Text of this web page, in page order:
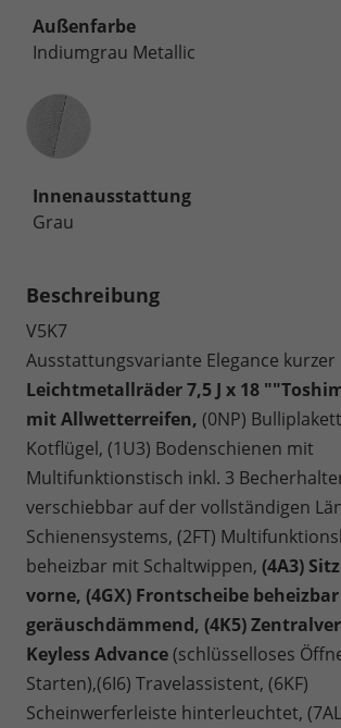
Außenfarbe
Indiumgrau Metallic
Innenausstattung
Innenausstattung
Grau
Beschreibung
V5K7
Ausstattungsvariante Elegance kurzer
Leichtmetallräder 7,5 J x 18
mit Allwetterreifen, (0NP)
Kotflügel, (1U3) Bodenschienen mit
Multifunktionstisch inkl. 3
verschiebbar auf der vollständigen
Schienensystems, (2FT)
beheizbar mit Schaltwippen, (4A3)
vorne, (4GX) Frontscheibe
geräuschdämmend, (4K5)
Keyless Advance(schlüsselloses
Starten),(6I6) Travelassistent, (6KF)
Scheinwerferleiste hinterleuchtet,